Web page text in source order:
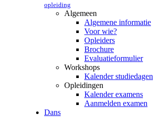
opleiding
Algemeen
Algemene informatie
Voor wie?
Opleiders
Brochure
Evaluatieformulier
Workshops
Kalender studiedagen
Opleidingen
Kalender examens
Aanmelden examen
Dans